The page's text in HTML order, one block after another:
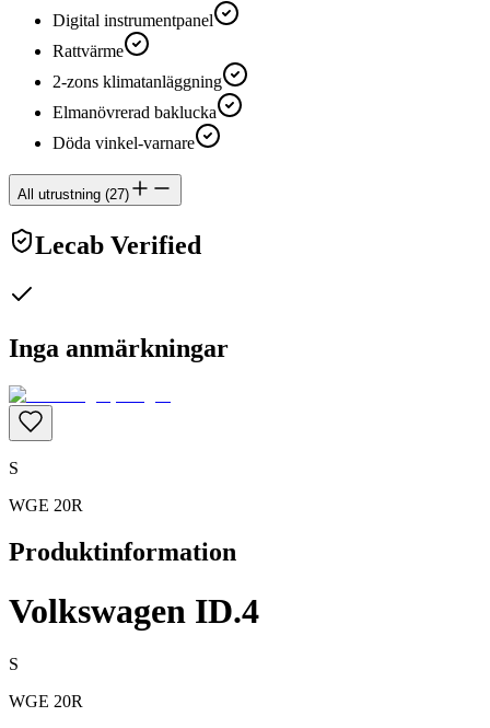
Digital instrumentpanel
Rattvärme
2-zons klimatanläggning
Elmanövrerad baklucka
Döda vinkel-varnare
All utrustning (27)
Lecab Verified
Inga anmärkningar
S
WGE 20R
Produktinformation
Volkswagen ID.4
S
WGE 20R